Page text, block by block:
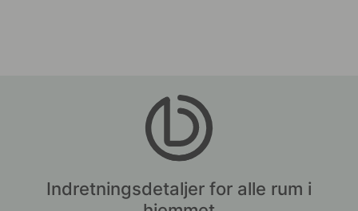
Indretningsdetaljer for alle rum i